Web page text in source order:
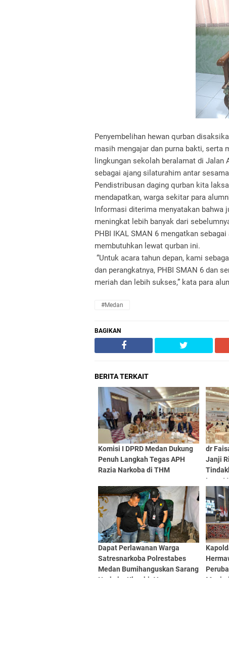
Penyembelihan hewan qurban
masih mengajar dan purna bakti, serta
lingkungan sekolah beralamat di Jalan
sebagai ajang silaturahim antar
Pendistribusan daging qurban kita
mendapatkan, warga sekitar para
Informasi diterima menyatakan bahwa
meningkat lebih banyak dari
PHBI IKAL SMAN 6 mengatkan
membutuhkan lewat qurban ini.
“Untuk acara tahun depan, kami
dan perangkatnya, PHBI SMAN 6 dan
meriah dan lebih sukses,” kata para
#Medan
BAGIKAN
BERITA TERKAIT
Komisi I DPRD Medan Dukung
Penuh Langkah Tegas APH
Razia Narkoba di THM
dr
Janji
Lewat
Medan
Dapat Perlawanan Warga
Satresnarkoba Polrestabes
Medan Bumihanguskan Sarang
Narkoba Klambir V